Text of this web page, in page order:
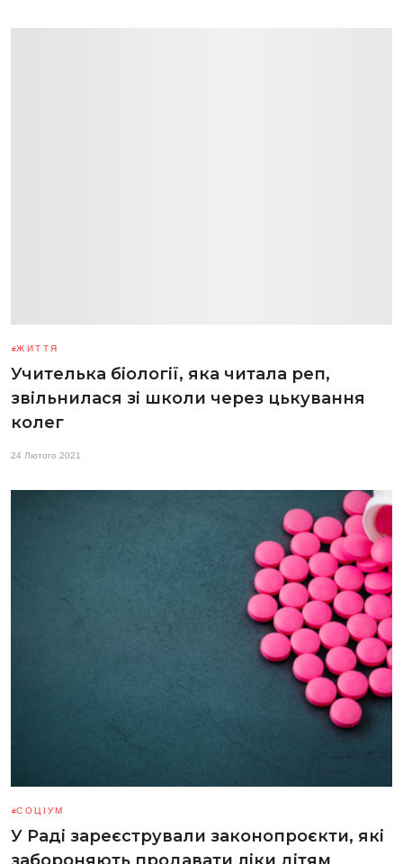
ЖИТТЯ
Учителька біології, яка читала реп,
звільнилася зі школи через цькування
колег
24 Лютого 2021
СОЦІУМ
У Раді зареєстрували законопроєкти, які